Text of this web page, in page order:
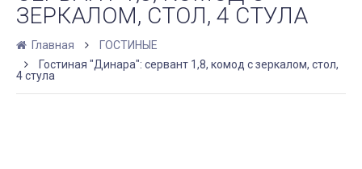
ЗЕРКАЛОМ, СТОЛ, 4 СТУЛА
Главная
ГОСТИНЫЕ
Гостиная "Динара": сервант 1,8, комод с зеркалом, стол,
4 стула